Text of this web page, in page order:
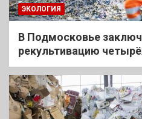
ЭКОЛОГИЯ
В Подмосковье
рекультивацию